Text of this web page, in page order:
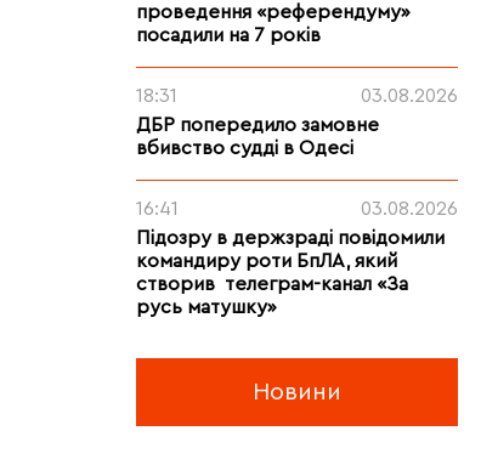
проведення «референдуму»
посадили на 7 років
18:31
03.08.2026
ДБР попередило замовне
вбивство судді в Одесі
16:41
03.08.2026
Підозру в держзраді повідомили
командиру роти БпЛА, який
створив телеграм-канал «За
русь матушку»
Новини